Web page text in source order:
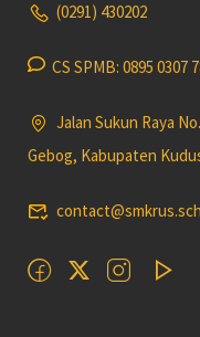
(0291) 430202
CS SPMB: 0895 0307
Jalan Sukun Raya
Gebog, Kabupaten